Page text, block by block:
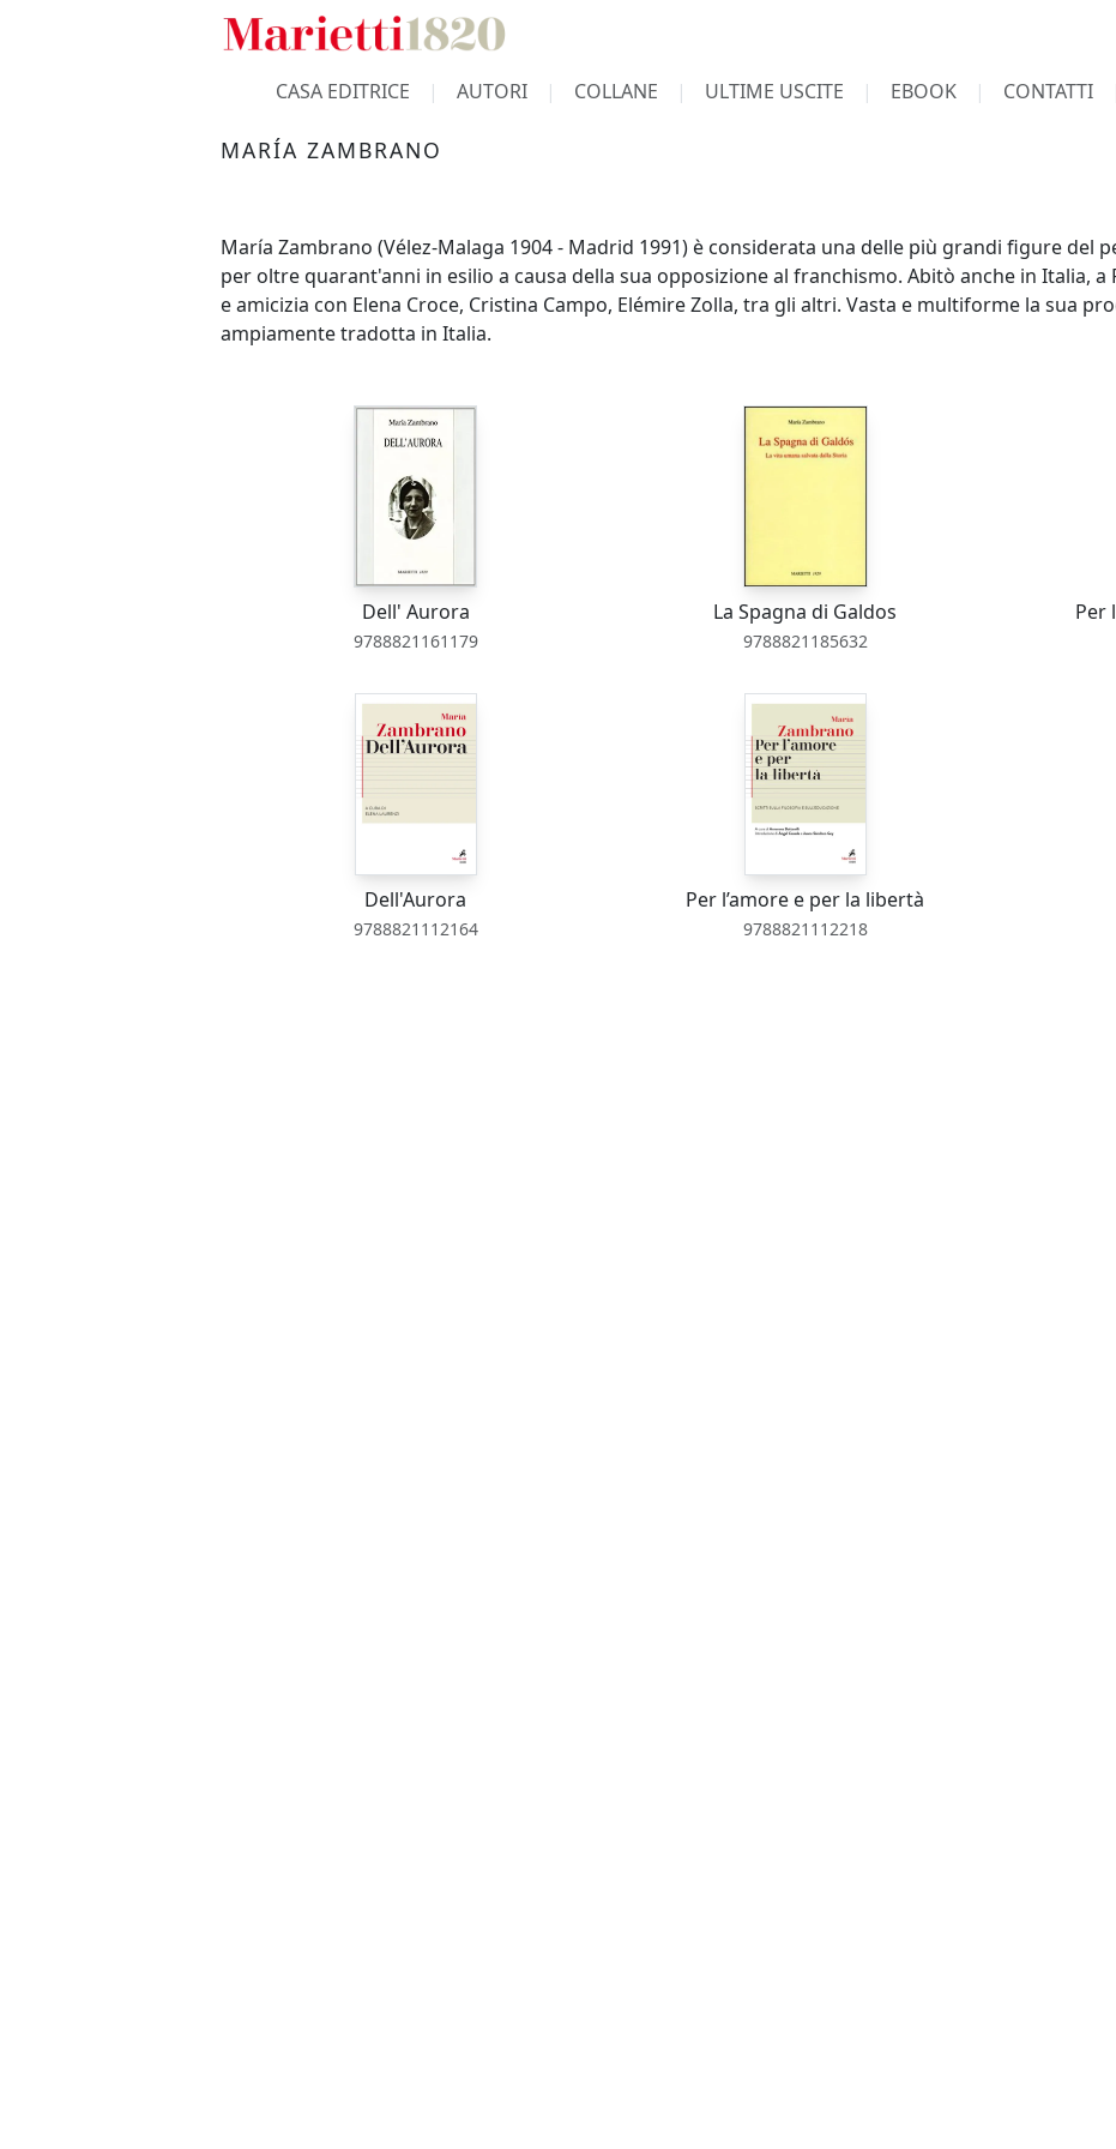
CASA EDITRICE AUTORI COLLANE ULTIME USCITE EBOOK CONTATTI
MARÍA ZAMBRANO
María Zambrano (Vélez-Malaga 1904 - Madrid 1991) è considerata una delle più grandi figure del
per oltre quarant'anni in esilio a causa della sua opposizione al franchismo. Abitò anche in Italia, a
e amicizia con Elena Croce, Cristina Campo, Elémire Zolla, tra gli altri. Vasta e multiforme la sua
ampiamente tradotta in Italia.
Dell' Aurora
9788821161179
La Spagna di Galdos
9788821185632
Per
Dell'Aurora
9788821112164
Per l’amore e per la libertà
9788821112218